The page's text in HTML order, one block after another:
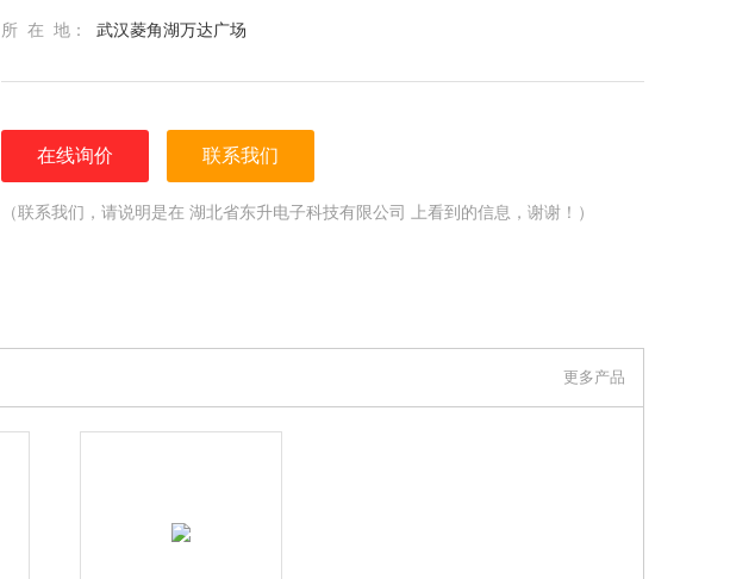
所 在 地： 武汉菱角湖万达广场
在线询价 联系我们
（联系我们，请说明是在 湖北省东升电子科技有限公司 上看到的信息，谢谢！）
更多产品